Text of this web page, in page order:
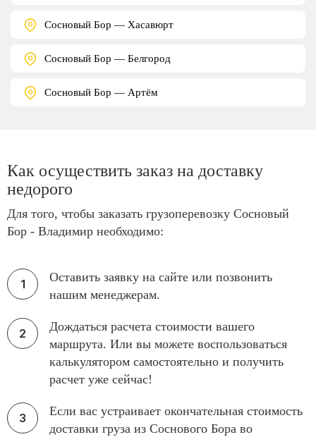
Сосновый Бор — Хасавюрт
Сосновый Бор — Белгород
Сосновый Бор — Артём
Как осуществить заказ на доставку
недорого
Для того, чтобы заказать грузоперевозку Сосновый
Бор - Владимир необходимо:
Оставить заявку на сайте или позвонить
нашим менеджерам.
Дождаться расчета стоимости вашего
маршрута. Или вы можете воспользоваться
калькулятором самостоятельно и получить
расчет уже сейчас!
Если вас устраивает окончательная стоимость
доставки груза из Соснового Бора во